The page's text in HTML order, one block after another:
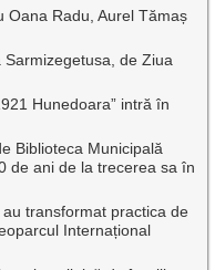
Oana Radu, Aurel Tămaș
de Ziua
Hunedoara” intră în
Biblioteca Municipală
de ani de la trecerea sa în
transformat practica de
Internațional